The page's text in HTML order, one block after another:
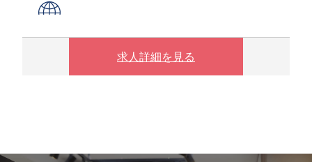
※ 実働8時間以上は1.25倍
※ 夜10時以降は1.25倍
求人詳細を見る